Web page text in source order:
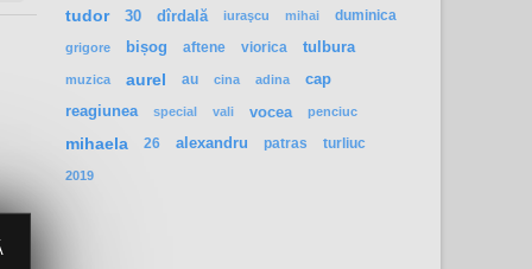
tudor 30 dîrdală iuraşcu mihai duminica
grigore bișog aftene viorica tulbura
muzica aurel au cina adina
cap
reagiunea
special vali vocea penciuc
mihaela 26 alexandru patras turliuc
2019